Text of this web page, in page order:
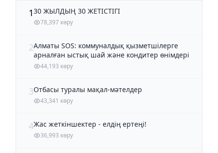
130 ЖЫЛДЫҢ 30 ЖЕТІСТІГІ
78,397 көру
2Алматы SOS: коммуналдық қызметшілерге
арналған ыстық шай және кондитер өнімдері
44,193 көру
3Отбасы туралы мақал-мәтелдер
43,341 көру
4Жас жеткіншектер - елдің ертеңі!
36,993 көру